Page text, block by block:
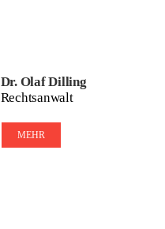
Dr. Olaf Dilling
Rechtsanwalt
MEHR